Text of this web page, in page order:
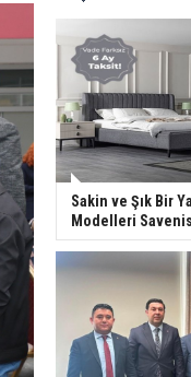
Sakin ve Şık Bir
Modelleri